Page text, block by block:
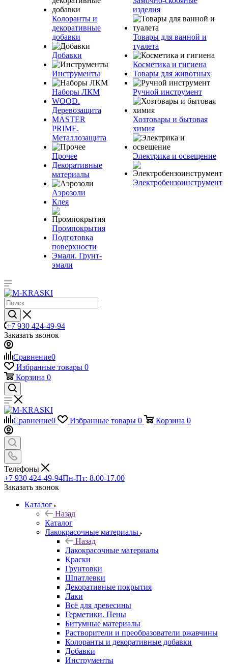
Колоранты и
декоративные
добавки
Добавки
Инструменты
Наборы ЛКМ
WOOD.
Деревозащита
MASTER
PRIME.
Металлозащита
Прочее
Декоративные
материалы
Аэрозоли
Клея
Промпокрытия
Подготовка
поверхности
Эмали. Грунт-
эмали
изделия
Товары для ванной и
туалета
Косметика и гигиена
Товары для животных
Ручной инструмент
Хозтовары и бытовая
химия
Электрика и освещение
Электробензоинструмент
+7 930 424-49-94
Заказать звонок
Сравнение0
Избранные товары 0
Корзина 0
Сравнение0 Избранные товары 0 Корзина 0
Телефоны
+7 930 424-49-94Пн-Пт: 8.00-17.00
Заказать звонок
Каталог
Назад
Каталог
Лакокрасочные материалы
Назад
Лакокрасочные материалы
Краски
Грунтовки
Шпатлевки
Декоративные покрытия
Лаки
Всё для древесины
Герметики. Пены
Битумные материалы
Растворители и преобразователи ржавчины
Колоранты и декоративные добавки
Добавки
Инструменты